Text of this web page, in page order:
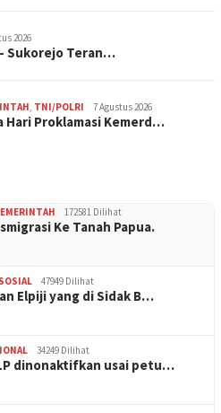
2026
Sukorejo Teran…
TNI/POLRI 7 Agustus 2026
Hari Proklamasi Kemerd…
172581 Dilihat
Ke Tanah Papua.
SOSIAL 47949 Dilihat
Elpiji yang di Sidak B…
34249 Dilihat
dinonaktifkan usai petu…